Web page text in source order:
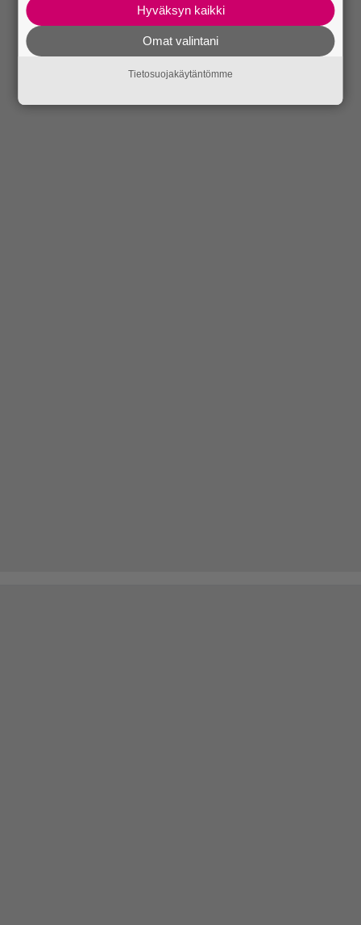
Hyväksyn kaikki
Omat valintani
Tietosuojakäytäntömme